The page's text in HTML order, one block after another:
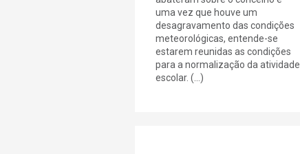
uma vez que houve um
desagravamento das condições
meteorológicas, entende-se
estarem reunidas as condições
para a normalização da atividade
escolar. (...)